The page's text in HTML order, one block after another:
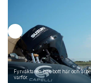
Fyrvaktaren har bott här och
varför.